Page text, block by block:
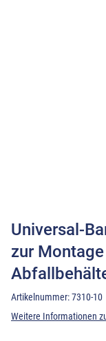
Universal-
zur
Artikelnummer:7310-10
Weitere Informationen